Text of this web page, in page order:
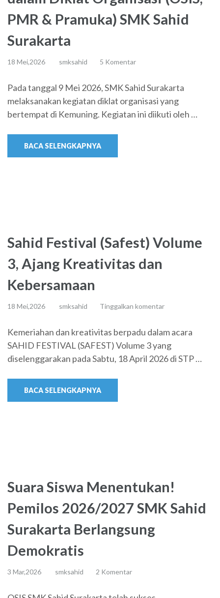
PMR & Pramuka) SMK Sahid
Surakarta
18 Mei,2026 smksahid 5 Komentar
Pada tanggal 9 Mei 2026, SMK Sahid Surakarta
melaksanakan kegiatan diklat organisasi yang
bertempat di Kemuning. Kegiatan ini diikuti oleh …
BACA SELENGKAPNYA
Sahid Festival (Safest) Volume
3, Ajang Kreativitas dan
Kebersamaan
18 Mei,2026 smksahid Tinggalkan komentar
Kemeriahan dan kreativitas berpadu dalam acara
SAHID FESTIVAL (SAFEST) Volume 3 yang
diselenggarakan pada Sabtu, 18 April 2026 di STP …
BACA SELENGKAPNYA
Suara Siswa Menentukan!
Pemilos 2026/2027 SMK Sahid
Surakarta Berlangsung
Demokratis
3 Mar,2026 smksahid 2 Komentar